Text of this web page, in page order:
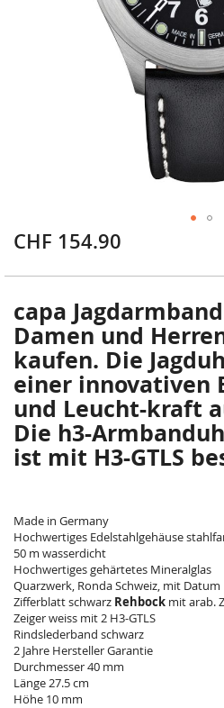
CHF 154.90
capa
Damen und
kaufen. Die
einer innovativen
und Leucht-kraft
Die h3-
ist mit H3-GTLS
Made in Germany
Hochwertiges Edelstahlgehäuse
50 m wasserdicht
Hochwertiges gehärtetes Mineralglas
Quarzwerk, Ronda Schweiz, mit Datum
Zifferblatt schwarz Rehbock mit arab.
Zeiger weiss mit 2 H3-GTLS
Rindslederband schwarz
2 Jahre Hersteller Garantie
Durchmesser 40 mm
Länge 27.5 cm
Höhe 10 mm
Zum
springen